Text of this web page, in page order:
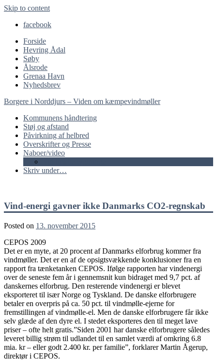
Skip to content
facebook
Forside
Hevring Ådal
Søby
Ålsrode
Grenaa Havn
Nyhedsbrev
Borgere i Norddjurs – Viden om kæmpevindmøller
Kommunens håndtering
Støj og afstand
Påvirkning af helbred
Overskrifter og Presse
Naboer/video
Skriv under…
Vind-energi gavner ikke Danmarks CO2-regnskab
Posted on 13. november 2015
CEPOS 2009
Det er en myte, at 20 procent af Danmarks elforbrug kommer fra
vindmøller. Det er en af de opsigtsvækkende konklusioner fra en
rapport fra tænketanken CEPOS. Ifølge rapporten har vindenergi
over de seneste fem år i gennemsnit kun bidraget med 9,7 pct. af
danskernes elforbrug. Den resterende vindenergi er blevet
eksporteret til især Norge og Tyskland. De danske elforbrugere
betaler en overpris på ca. 50 pct. til vindmølle-ejerne for
fremstillingen af vindmølle-el. Men de danske elforbrugere får ikke
selv glæde af den dyre el. I stedet eksporteres den til meget lave
priser – ofte helt gratis.”Siden 2001 har danske elforbrugere således
leveret billig strøm til udlandet til en samlet værdi af omkring 6.8
mia. kr – eller godt 2.400 kr. per familie”, forklarer Martin Ågerup,
direktør i CEPOS.